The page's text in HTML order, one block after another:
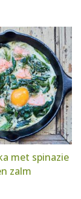
met spinazie
zalm